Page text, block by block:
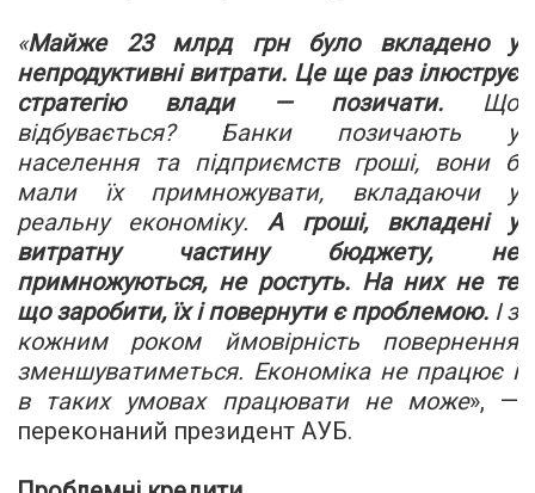
«Майже 23 млрд грн було вкладено у
непродуктивні витрати. Це ще раз ілюструє
стратегію влади — позичати. Що
відбувається? Банки позичають у
населення та підприємств гроші, вони б
мали їх примножувати, вкладаючи у
реальну економіку. А гроші, вкладені у
витратну частину бюджету, не
примножуються, не ростуть. На них не те
що заробити, їх і повернути є проблемою. І з
кожним роком ймовірність повернення
зменшуватиметься. Економіка не працює і
в таких умовах працювати не може», —
переконаний президент АУБ.